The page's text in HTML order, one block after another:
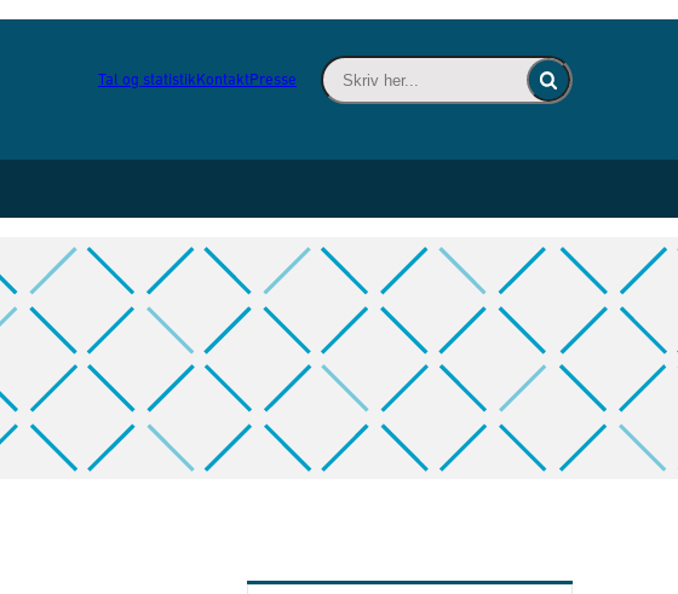
Tal og statistikKontaktPresse
Skriv her... - Indsæt søgeord for at søge
Fold søgefelt ind